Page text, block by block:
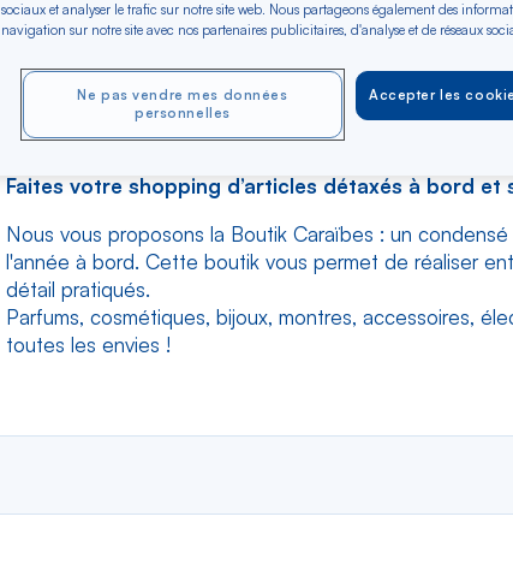
Faites votre shopping d’articles détaxés à bord
Nous vous proposons la Boutik Caraïbes : un
l'année à bord. Cette boutik vous permet de réaliser
détail pratiqués.
Parfums, cosmétiques, bijoux, montres, accessoires,
toutes les envies !
sociaux et analyser le trafic sur notre site web. Nous partageons également des
navigation sur notre site avec nos partenaires publicitaires, d'analyse et de réseaux
Accepter les
Ne pas vendre mes données
personnelles